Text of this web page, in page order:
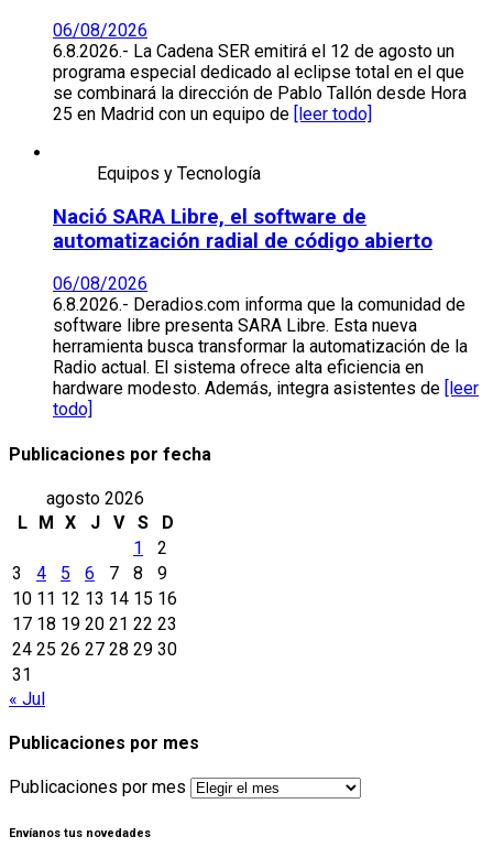
06/08/2026
6.8.2026.- La Cadena SER emitirá el 12 de agosto un
programa especial dedicado al eclipse total en el que
se combinará la dirección de Pablo Tallón desde Hora
25 en Madrid con un equipo de [leer todo]
Equipos y Tecnología
Nació SARA Libre, el software de
automatización radial de código abierto
06/08/2026
6.8.2026.- Deradios.com informa que la comunidad de
software libre presenta SARA Libre. Esta nueva
herramienta busca transformar la automatización de la
Radio actual. El sistema ofrece alta eficiencia en
hardware modesto. Además, integra asistentes de
[leer
todo]
Publicaciones por fecha
agosto 2026
L
M X J V S
D
1
2
3
4 5 6 7 8
9
10 11 12 13 14 15 16
17 18 19 20 21 22 23
24 25 26 27 28 29 30
31
« Jul
Publicaciones por mes
Publicaciones por mes
Envíanos tus novedades